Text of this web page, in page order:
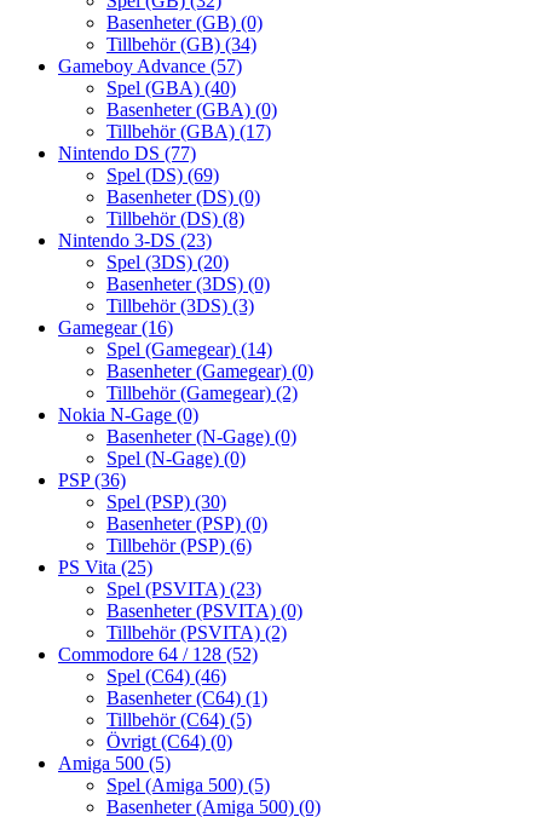
Basenheter (GB) (0)
Tillbehör (GB) (34)
Gameboy Advance (57)
Spel (GBA) (40)
Basenheter (GBA) (0)
Tillbehör (GBA) (17)
Nintendo DS (77)
Spel (DS) (69)
Basenheter (DS) (0)
Tillbehör (DS) (8)
Nintendo 3-DS (23)
Spel (3DS) (20)
Basenheter (3DS) (0)
Tillbehör (3DS) (3)
Gamegear(16)
Spel (Gamegear) (14)
Basenheter (Gamegear) (0)
Tillbehör (Gamegear) (2)
Nokia N-Gage (0)
Basenheter (N-Gage) (0)
Spel (N-Gage) (0)
PSP(36)
Spel (PSP) (30)
Basenheter (PSP) (0)
Tillbehör (PSP) (6)
PS Vita (25)
Spel (PSVITA) (23)
Basenheter (PSVITA) (0)
Tillbehör (PSVITA) (2)
Commodore 64 / 128 (52)
Spel (C64) (46)
Basenheter (C64) (1)
Tillbehör (C64) (5)
Övrigt (C64) (0)
Amiga 500 (5)
Spel (Amiga 500) (5)
Basenheter (Amiga 500) (0)